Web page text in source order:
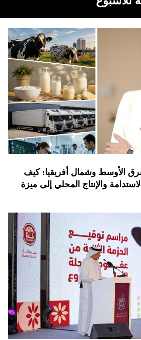
الأوسط وشمال أفريقيا: كيف
والإنتاج المحلي إلى ميزة